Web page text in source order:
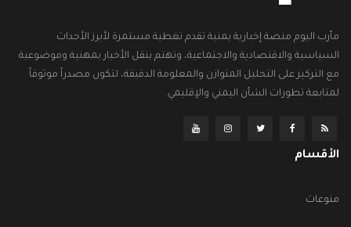
مأرب اليوم منصة إخبارية يمنية تقدم تغطية مستمرة لأبرز الأحداث
السياسية والاقتصادية والاجتماعية، وتهتم بنقل الأخبار بمهنية وموضوعية
مع التركيز على التحليل المتوازن والمعلومة الدقيقة، لتكون مصدراً موثوقاً
لمتابعة تطورات الشأن اليمني والإقليمي.
الأقسام
منوعات